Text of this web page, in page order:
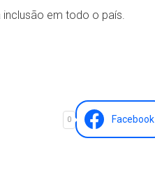
inclusão em todo o país.
0 Facebook